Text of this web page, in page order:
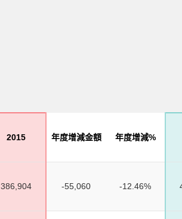
2015 年度增減金額 年度增減%
386,904 -55,060 -12.46%